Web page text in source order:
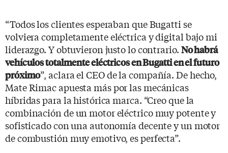
“Todos los clientes esperaban que Bugatti se
volviera completamente eléctrica y digital bajo mi
liderazgo. Y obtuvieron justo lo contrario. No habrá
vehículos totalmente eléctricos en Bugatti en el futuro
próximo”, aclara el CEO de la compañía. De hecho,
Mate Rimac apuesta más por las mecánicas
híbridas para la histórica marca. “Creo que la
combinación de un motor eléctrico muy potente y
sofisticado con una autonomía decente y un motor
de combustión muy emotivo, es perfecta”.